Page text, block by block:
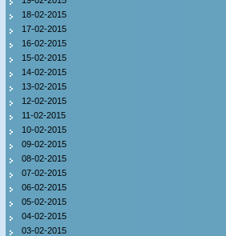
18-02-2015
17-02-2015
16-02-2015
15-02-2015
14-02-2015
13-02-2015
12-02-2015
11-02-2015
10-02-2015
09-02-2015
08-02-2015
07-02-2015
06-02-2015
05-02-2015
04-02-2015
03-02-2015